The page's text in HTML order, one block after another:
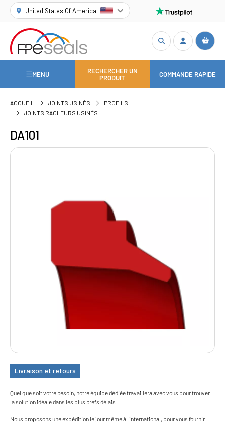
United States Of America
MENU
RECHERCHER UN
PRODUIT
COMMANDE RAPIDE
ACCUEIL JOINTS USINÉS
PROFILS
JOINTS RACLEURS USINÉS
DA101
Livraison et retours
Quel que soit votre besoin, notre équipe dédiée travaillera avec vous pour trouver
la solution idéale dans les plus brefs délais.
Nous proposons une expédition le jour même à l'international, pour vous fournir